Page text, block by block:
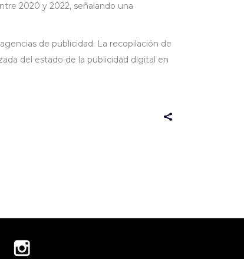
2020 y 2022, señalando una
de publicidad. La recopilación de
del estado de la publicidad digital en